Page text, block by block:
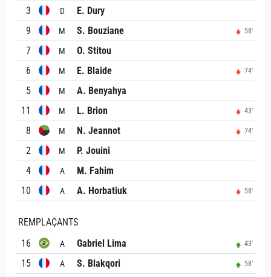
3
D
E. Dury
9
M S. Bouziane 58'
7 M
O. Stitou
6
M E. Blaide 74'
5 M
A. Benyahya
11
M L. Brion 43'
8 M N. Jeannot 74'
2 M
P. Jouini
4
A
M. Fahim
10
A A. Horbatiuk 58'
REMPLAÇANTS
16
A Gabriel Lima 43'
15 A S. Blakqori 58'